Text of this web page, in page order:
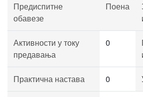
Предиспитне
обавезе
Поена
Активности у току
предавања
0
Практична настава 0